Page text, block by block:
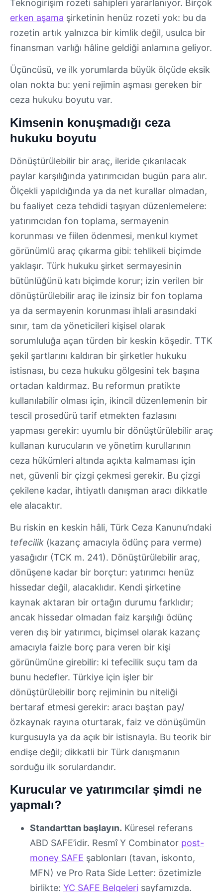
Teknogirişim rozeti sahipleri yararlanıyor. Birçok
erken aşama şirketinin henüz rozeti yok: bu da
rozetin artık yalnızca bir kimlik değil, usulca bir
finansman varlığı hâline geldiği anlamına geliyor.
Üçüncüsü, ve ilk yorumlarda büyük ölçüde eksik
olan nokta bu: yeni rejimin aşması gereken bir
ceza hukuku boyutu var.
Kimsenin konuşmadığı ceza
hukuku boyutu
Dönüştürülebilir bir araç, ileride çıkarılacak
paylar karşılığında yatırımcıdan bugün para alır.
Ölçekli yapıldığında ya da net kurallar olmadan,
bu faaliyet ceza tehdidi taşıyan düzenlemelere:
yatırımcıdan fon toplama, sermayenin
korunması ve fiilen ödenmesi, menkul kıymet
görünümlü araç çıkarma gibi: tehlikeli biçimde
yaklaşır. Türk hukuku şirket sermayesinin
bütünlüğünü katı biçimde korur; izin verilen bir
dönüştürülebilir araç ile izinsiz bir fon toplama
ya da sermayenin korunması ihlali arasındaki
sınır, tam da yöneticileri kişisel olarak
sorumluluğa açan türden bir keskin köşedir. TTK
şekil şartlarını kaldıran bir şirketler hukuku
istisnası, bu ceza hukuku gölgesini tek başına
ortadan kaldırmaz. Bu reformun pratikte
kullanılabilir olması için, ikincil düzenlemenin bir
tescil prosedürü tarif etmekten fazlasını
yapması gerekir: uyumlu bir dönüştürülebilir araç
kullanan kurucuların ve yönetim kurullarının
ceza hükümleri altında açıkta kalmaması için
net, güvenli bir çizgi çekmesi gerekir. Bu çizgi
çekilene kadar, ihtiyatlı danışman aracı dikkatle
ele alacaktır.
Bu riskin en keskin hâli, Türk Ceza Kanunu’ndaki
tefecilik (kazanç amacıyla ödünç para verme)
yasağıdır (TCK m. 241). Dönüştürülebilir araç,
dönüşene kadar bir borçtur: yatırımcı henüz
hissedar değil, alacaklıdır. Kendi şirketine
kaynak aktaran bir ortağın durumu farklıdır;
ancak hissedar olmadan faiz karşılığı ödünç
veren dış bir yatırımcı, biçimsel olarak kazanç
amacıyla faizle borç para veren bir kişi
görünümüne girebilir: ki tefecilik suçu tam da
bunu hedefler. Türkiye için işler bir
dönüştürülebilir borç rejiminin bu niteliği
bertaraf etmesi gerekir: aracı baştan pay/
özkaynak rayına oturtarak, faiz ve dönüşümün
kurgusuyla ya da açık bir istisnayla. Bu teorik bir
endişe değil; dikkatli bir Türk danışmanın
sorduğu ilk sorulardandır.
Kurucular ve yatırımcılar şimdi ne
yapmalı?
Standarttan başlayın. Küresel referans
ABD SAFE’idir. Resmî Y Combinator post-
money SAFE şablonları (tavan, iskonto,
MFN) ve Pro Rata Side Letter: özetimizle
birlikte: YC SAFE Belgeleri sayfamızda.